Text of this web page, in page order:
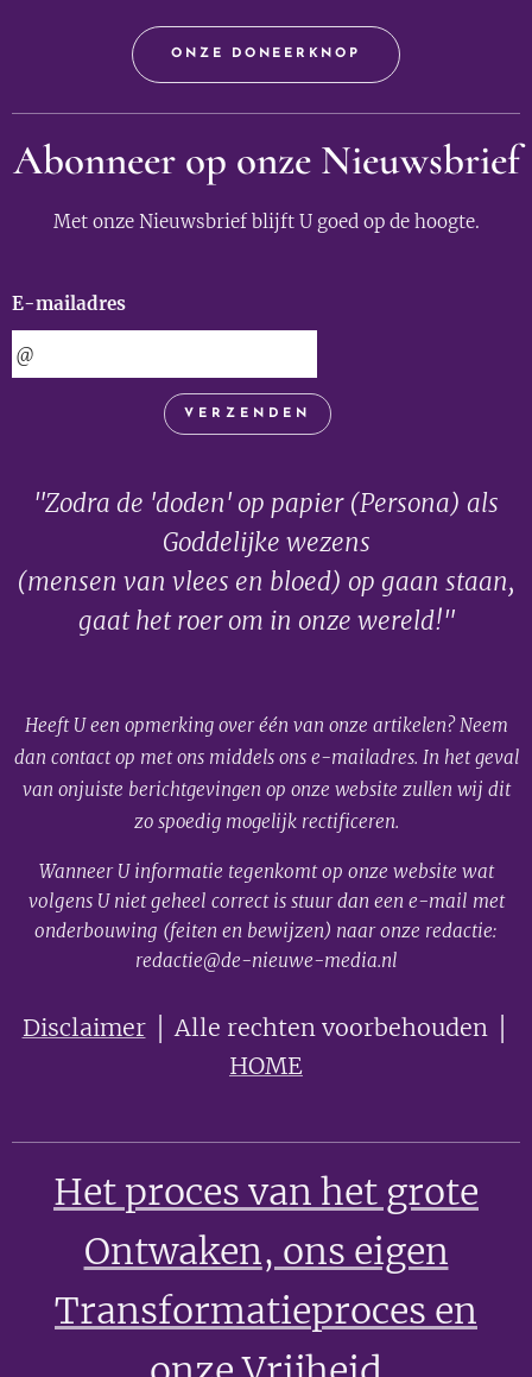
ONZE DONEERKNOP
Abonneer op onze Nieuwsbrief
Met onze Nieuwsbrief blijft U goed op de hoogte.
E-mailadres
VERZENDEN
"Zodra de 'doden' op papier (Persona) als
Goddelijke wezens
(mensen van vlees en bloed) op gaan staan,
gaat het roer om in onze wereld!"
Heeft U een opmerking over één van onze artikelen? Neem
dan contact op met ons middels ons e-mailadres. In het geval
van onjuiste berichtgevingen op onze website zullen wij dit
zo spoedig mogelijk rectificeren.
Wanneer U informatie tegenkomt op onze website wat
volgens U niet geheel correct is stuur dan een e-mail met
onderbouwing (feiten en bewijzen) naar onze redactie:
redactie@de-nieuwe-media.nl
Disclaimer│ Alle rechten voorbehouden │
HOME
Het proces van het grote
Ontwaken, ons eigen
Transformatieproces en